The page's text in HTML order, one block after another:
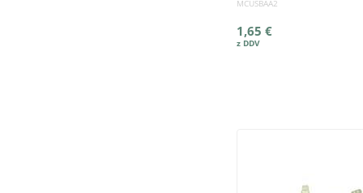
MCUSBAA2
1,65 €